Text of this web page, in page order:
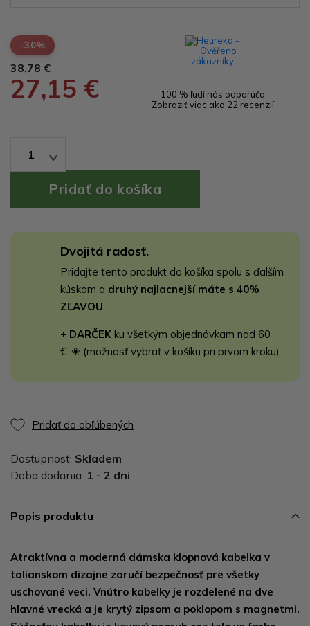
-30%
38,78 €
27,15 €
100 % ľudí nás odporúča
Zobraziť viac ako 22 recenzií
1
Dvojitá radosť.
Pridajte tento produkt do košíka spolu s ďalším
kúskom a druhý najlacnejší máte s 40%
ZĽAVOU
+ DARČEK ku všetkým objednávkam nad 60
€. ❀ (možnosť vybrať v košíku pri prvom kroku)
Pridať do obľúbených
Dostupnosť: Skladem
Doba dodania: 1 - 2 dni
Popis produktu
Atraktívna a moderná dámska klopnová kabelka v
talianskom dizajne zaručí bezpečnosť pre všetky
uschované veci. Vnútro kabelky je rozdelené na dve
hlavné vrecká a je krytý zipsom a poklopom s magnetmi.